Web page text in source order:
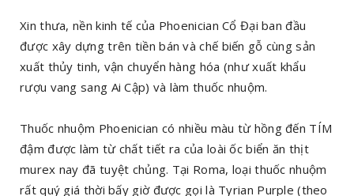
Xin thưa, nền kinh tế của Phoenician Cổ Đại ban đầu
được xây dựng trên tiền bán và chế biến gỗ cùng sản
xuất thủy tinh, vận chuyển hàng hóa (như xuất khẩu
rượu vang sang Ai Cập) và làm thuốc nhuộm.
Thuốc nhuộm Phoenician có nhiều màu từ hồng đến TÍM
đậm được làm từ chất tiết ra của loài ốc biển ăn thịt
murex nay đã tuyệt chủng. Tại Roma, loại thuốc nhuộm
rất quý giá thời bấy giờ được gọi là Tyrian Purple (theo